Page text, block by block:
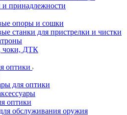
и принадлежности
опоры и сошки
станки для пристрелки и чистки
чоки, ДТК
оптики
для оптики
оптики
обслуживания оружия